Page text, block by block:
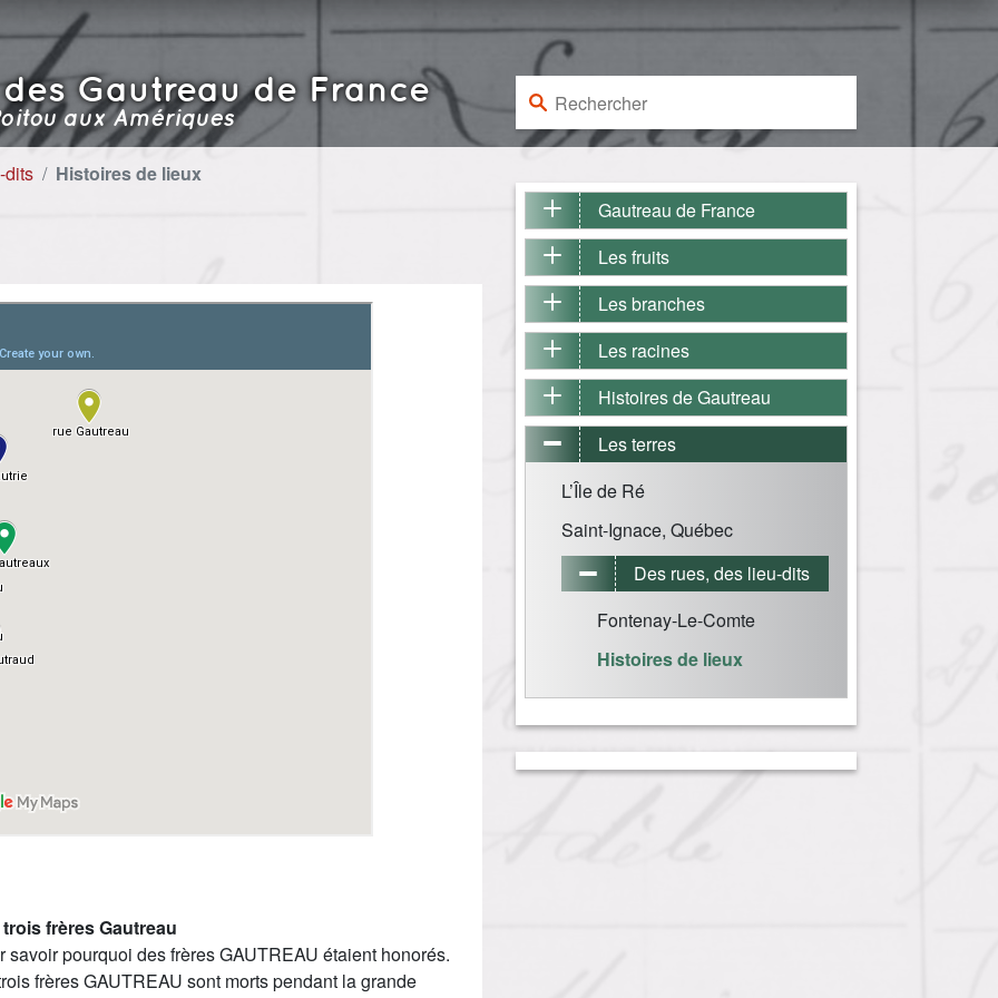
Gautreau de France
aux Amériques
Rechercher :
dits Histoires de lieux
frères Gautreau
pourquoi des frères GAUTREAU étaient honorés.
frères GAUTREAU sont morts pendant la grande
Gautreau de France
Les fruits
Les branches
Les racines
Histoires de Gautreau
Les terres
L’Île de Ré
Saint-Ignace, Québec
Des rues, des lieu-dits
Fontenay-Le-Comte
Histoires de lieux